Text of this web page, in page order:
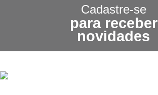
3X SEM JUROS
NO CARTÃO DE CRÉDITO
Cadastre-se
para receber
novidades